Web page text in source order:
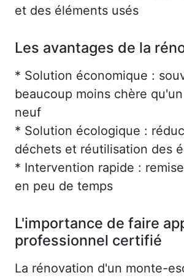
et des éléments usés
Les avantages de la
* Solution économique :
beaucoup moins chère
neuf
* Solution écologique :
déchets et réutilisation des
* Intervention rapide :
en peu de temps
L'importance de faire
professionnel certifié
La rénovation d'un monte-